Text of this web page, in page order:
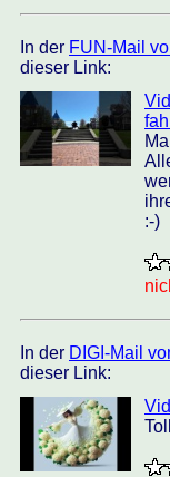
In der FUN-Mail
dieser Link:
:-)
In der DIGI-Mail
dieser Link: